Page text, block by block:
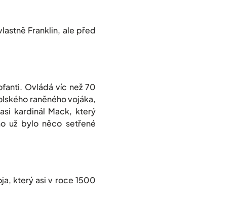
Franklin, ale před
Ovládá víc než 70
raněného vojáka,
kardinál Mack, který
už bylo něco setřené
který asi v roce 1500